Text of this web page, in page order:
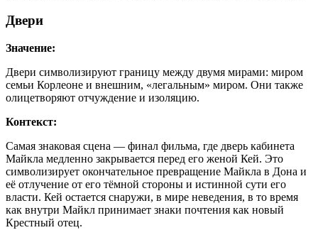
Двери
Значение:
Двери символизируют границу между двумя мирами: миром
семьи Корлеоне и внешним, «легальным» миром. Они также
олицетворяют отчуждение и изоляцию.
Контекст:
Самая знаковая сцена — финал фильма, где дверь кабинета
Майкла медленно закрывается перед его женой Кей. Это
символизирует окончательное превращение Майкла в Дона и
её отлучение от его тёмной стороны и истинной сути его
власти. Кей остается снаружи, в мире неведения, в то время
как внутри Майкл принимает знаки почтения как новый
Крестный отец.